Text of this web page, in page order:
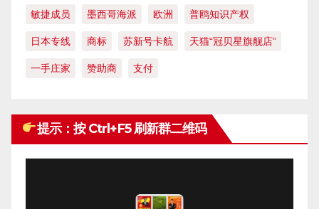
敏捷成员 墨西哥海派 欧洲 普鸥知识产权
日本专线 商标 苏新号卡航 天猫“冠贝星旗舰店”
一手庄家 赞助商 支付
提示：按 Ctrl+F5 刷新群二维码